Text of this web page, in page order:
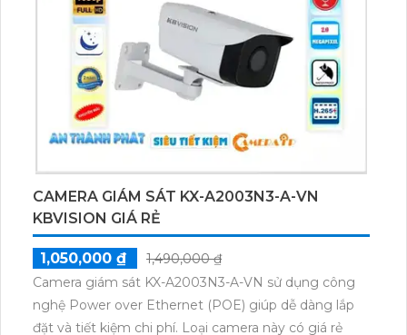
CAMERA GIÁM SÁT KX-A2003N3-A-VN
KBVISION GIÁ RẺ
1,050,000 ₫
1,490,000 ₫
Camera giám sát KX-A2003N3-A-VN sử dụng công
nghệ Power over Ethernet (POE) giúp dễ dàng lắp
đặt và tiết kiệm chi phí. Loại camera này có giá rẻ